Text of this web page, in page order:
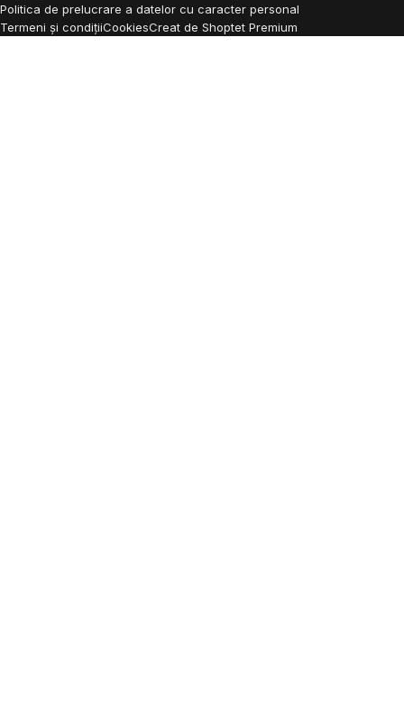
Politica de prelucrare a datelor cu caracter personal
Termeni și condițiiCookiesCreat de Shoptet Premium